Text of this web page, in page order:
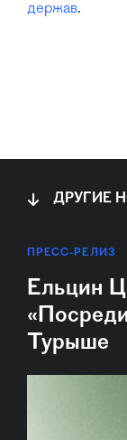
держав.
ДРУГИЕ
ПРЕСС-РЕЛИЗ
Ельцин
Турыше